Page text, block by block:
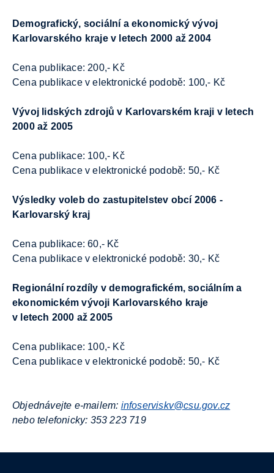
Demografický, sociální a ekonomický vývoj
Karlovarského kraje v letech 2000 až 2004
Cena publikace: 200,- Kč
Cena publikace v elektronické podobě: 100,- Kč
Vývoj lidských zdrojů v Karlovarském kraji v letech
2000 až 2005
Cena publikace: 100,- Kč
Cena publikace v elektronické podobě: 50,- Kč
Výsledky voleb do zastupitelstev obcí 2006 -
Karlovarský kraj
Cena publikace: 60,- Kč
Cena publikace v elektronické podobě: 30,- Kč
Regionální rozdíly v demografickém, sociálním a
ekonomickém vývoji Karlovarského kraje
v letech 2000 až 2005
Cena publikace: 100,- Kč
Cena publikace v elektronické podobě: 50,- Kč
Objednávejte e-mailem: infoserviskv@csu.gov.cz
nebo telefonicky: 353 223 719